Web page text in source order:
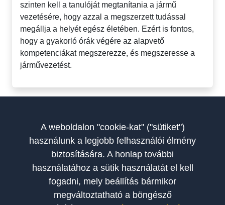
szinten kell a tanulóját megtanítania a jármű
vezetésére, hogy azzal a megszerzett tudással
megállja a helyét egész életében. Ezért is fontos,
hogy a gyakorló órák végére az alapvető
kompetenciákat megszerezze, és megszeresse a
járművezetést.
A weboldalon "cookie-kat" ("sütiket")
használunk a legjobb felhasználói élmény
biztosítására. A honlap további
használatához a sütik használatát el kell
fogadni, mely beállítás bármikor
megváltoztatható a böngésző
A Szakoktatók Országos Egyesülete a magyar autósiskolák és